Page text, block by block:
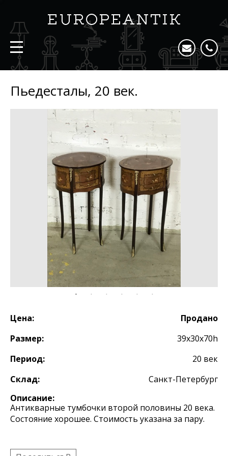
Пьедесталы, 20 век.
Цена:
Продано
Размер:
39х30х70h
Период:
20 век
Склад:
Санкт-Петербург
Описание:
Антикварные тумбочки второй половины 20 века.
Состояние хорошее. Стоимость указана за пару.